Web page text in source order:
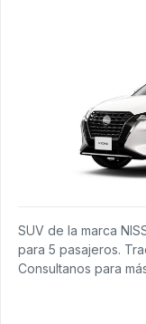
SUV de la marca
para 5 pasajeros.
Consultanos para